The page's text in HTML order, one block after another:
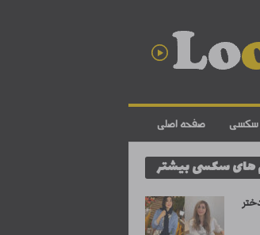
صفحه اصلی سکسی
های سکسی بیشتر